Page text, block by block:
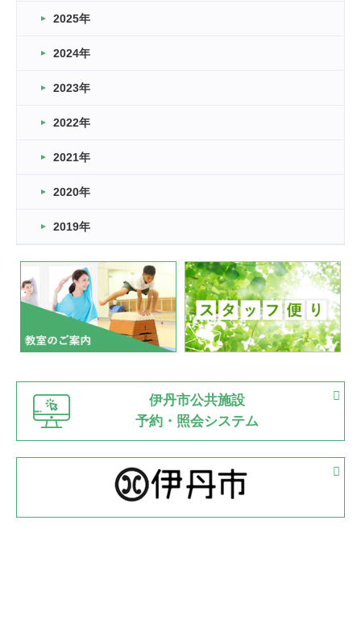
車いすバスケとRくんのお話
卒業・卒園の季節★
2026.03.11
緑ケ丘体育館
2022.11.03
緑ケ丘体育館
いたっぼーる大会☆彡
緑ケ丘体育館
2022.07.03
市内総合体育大会が開始
緑ケ丘体育館 猪名川運動広場
古池運動広場
2022.06.12
県知事杯争奪バレーボール大会が開催
緑ケ丘体育館
2022.05.05
体育協会長杯 バドミントン競技の部
2022.05.22
2025年
2024年
2023年
2022年
2021年
2020年
2019年
伊丹市公共施設
予約・照会システム